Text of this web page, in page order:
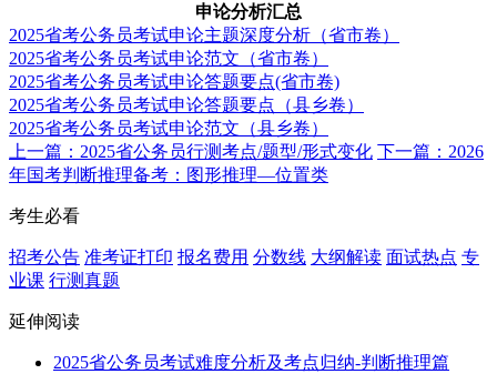
申论分析汇总
2025省考公务员考试申论主题深度分析（省市卷）
2025省考公务员考试申论范文（省市卷）
2025省考公务员考试申论答题要点(省市卷)
2025省考公务员考试申论答题要点（县乡卷）
2025省考公务员考试申论范文（县乡卷）
上一篇：2025省公务员行测考点/题型/形式变化 下一篇：2026
年国考判断推理备考：图形推理—位置类
考生必看
招考公告 准考证打印 报名费用 分数线 大纲解读 面试热点 专
业课 行测真题
延伸阅读
2025省公务员考试难度分析及考点归纳-判断推理篇